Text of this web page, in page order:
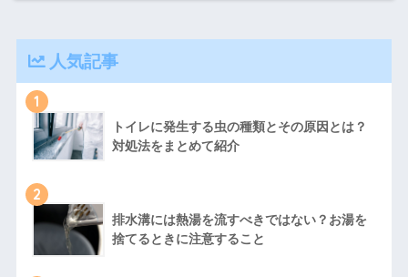
人気記事
1
トイレに発生する虫の種類とその原因とは？
対処法をまとめて紹介
2
排水溝には熱湯を流すべきではない？お湯を
捨てるときに注意すること